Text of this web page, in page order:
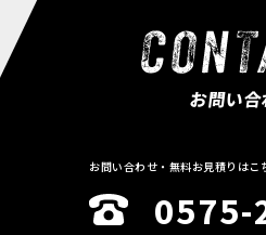
お問い合
お問い合わせ・無料お見積りはこ
0575-